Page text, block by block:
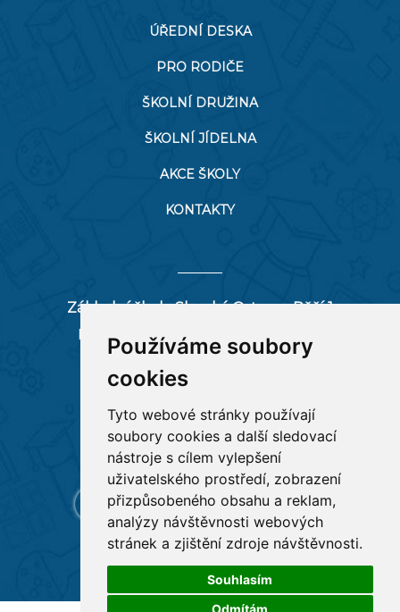
Používáme soubory
cookies
Tyto webové stránky používají
soubory cookies a další sledovací
nástroje s cílem vylepšení
uživatelského prostředí, zobrazení
přizpůsobeného obsahu a reklam,
analýzy návštěvnosti webových
stránek a zjištění zdroje návštěvnosti.
Souhlasím
Odmítám
ÚŘEDNÍ DESKA
PRO RODIČE
ŠKOLNÍ DRUŽINA
ŠKOLNÍ JÍDELNA
AKCE ŠKOLY
KONTAKTY
Základní škola Slezská Ostrava, Pěší 1
Pěší 66/1, 712 00 Ostrava-Muglinov
tel:596 244 880
RYCHLÉ ODKAZY